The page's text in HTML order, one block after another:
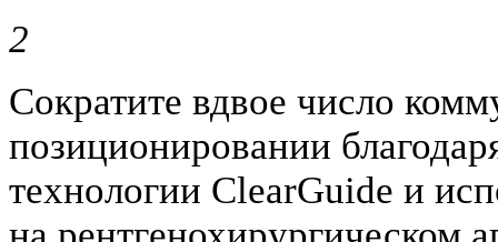
2
Сократите вдвое число
позиционировании
технологии ClearGuide и